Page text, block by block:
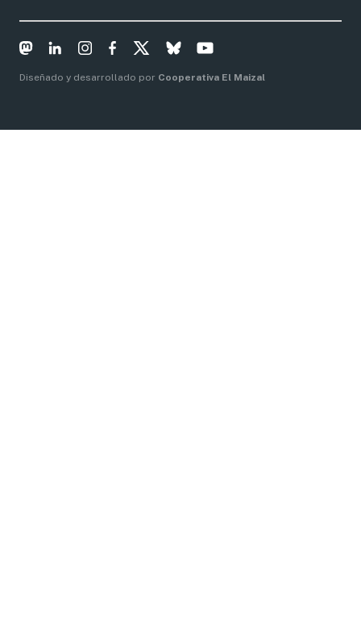
Diseñado y desarrollado por Cooperativa El Maizal